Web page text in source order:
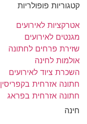
קטגוריות פופולריות
אטרקציות לאירועים
מגנטים לאירועים
שזירת פרחים לחתונה
אולמות לחינה
השכרת ציוד לאירועים
חתונה אזרחית בקפריסין
חתונה אזרחית בפראג
חינה